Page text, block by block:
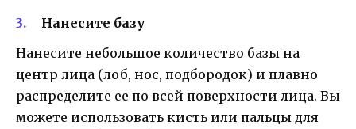
Нанесите базу
Нанесите небольшое количество базы на
центр лица (лоб, нос, подбородок) и плавно
распределите ее по всей поверхности лица. Вы
можете использовать кисть или пальцы для